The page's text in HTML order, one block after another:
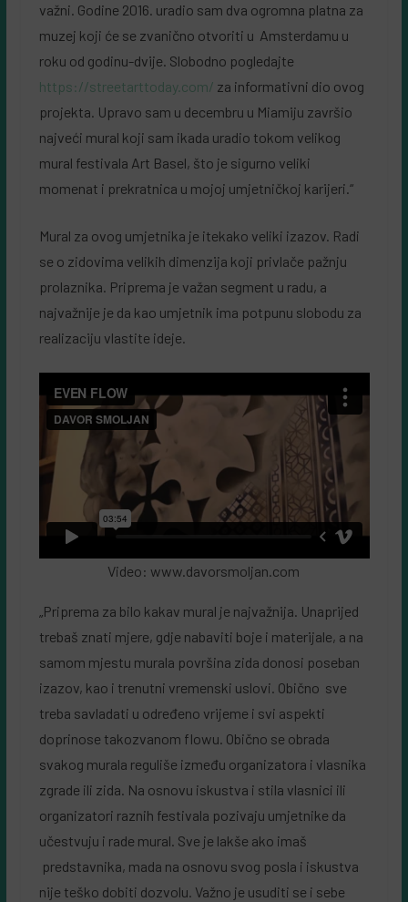
važni. Godine 2016. uradio sam dva ogromna platna za
muzej koji će se zvanično otvoriti u Amsterdamu u
roku od godinu-dvije. Slobodno pogledajte
https://streetarttoday.com/ za informativni dio ovog
projekta. Upravo sam u decembru u Miamiju završio
najveći mural koji sam ikada uradio tokom velikog
mural festivala Art Basel, što je sigurno veliki
momenat i prekratnica u mojoj umjetničkoj karijeri.“
Mural za ovog umjetnika je itekako veliki izazov. Radi
se o zidovima velikih dimenzija koji privlače pažnju
prolaznika. Priprema je važan segment u radu, a
najvažnije je da kao umjetnik ima potpunu slobodu za
realizaciju vlastite ideje.
Video: www.davorsmoljan.com
„Priprema za bilo kakav mural je najvažnija. Unaprijed
trebaš znati mjere, gdje nabaviti boje i materijale, a na
samom mjestu murala površina zida donosi poseban
izazov, kao i trenutni vremenski uslovi. Obično sve
treba savladati u određeno vrijeme i svi aspekti
doprinose takozvanom flowu. Obično se obrada
svakog murala reguliše između organizatora i vlasnika
zgrade ili zida. Na osnovu iskustva i stila vlasnici ili
organizatori raznih festivala pozivaju umjetnike da
učestvuju i rade mural. Sve je lakše ako imaš
predstavnika, mada na osnovu svog posla i iskustva
nije teško dobiti dozvolu. Važno je usuditi se i sebe